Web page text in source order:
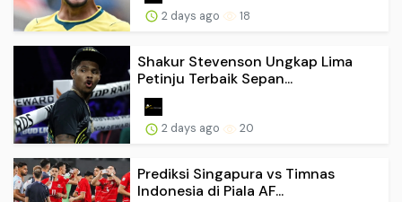
2 days ago 18
Shakur Stevenson Ungkap Lima
Petinju Terbaik Sepan...
2 days ago 20
Prediksi Singapura vs Timnas
Indonesia di Piala AF...